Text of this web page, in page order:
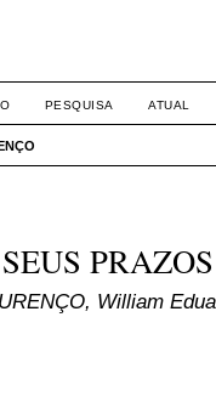
PESQUISA ATUAL
PRAZOS
William